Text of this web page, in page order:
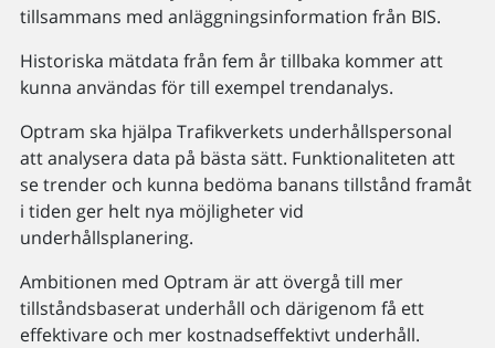
tillsammans med anläggningsinformation från BIS.
Historiska mätdata från fem år tillbaka kommer att
kunna användas för till exempel trendanalys.
Optram ska hjälpa Trafikverkets underhållspersonal
att analysera data på bästa sätt. Funktionaliteten att
se trender och kunna bedöma banans tillstånd framåt
i tiden ger helt nya möjligheter vid
underhållsplanering.
Ambitionen med Optram är att övergå till mer
tillståndsbaserat underhåll och därigenom få ett
effektivare och mer kostnadseffektivt underhåll.